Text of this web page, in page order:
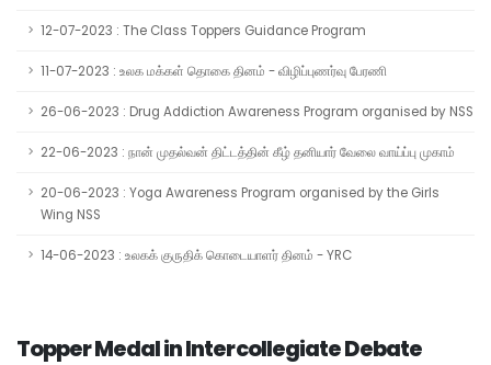
12-07-2023 : The Class Toppers Guidance Program
11-07-2023 : உலக மக்கள் தொகை தினம் - விழிப்புணர்வு பேரணி
26-06-2023 : Drug Addiction Awareness Program organised by NSS
22-06-2023 : நான் முதல்வன் திட்டத்தின் கீழ் தனியார் வேலை வாய்ப்பு முகாம்
20-06-2023 : Yoga Awareness Program organised by the Girls
Wing NSS
14-06-2023 : உலகக் குருதிக் கொடையாளர் தினம் - YRC
Topper Medal in Intercollegiate Debate